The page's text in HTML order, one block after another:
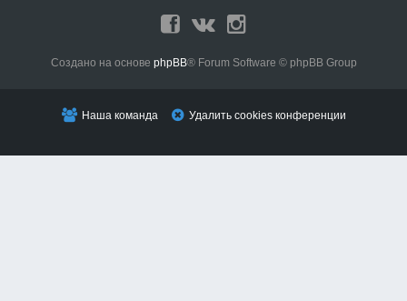
Создано на основе phpBB® Forum Software © phpBB Group
Наша команда Удалить cookies конференции